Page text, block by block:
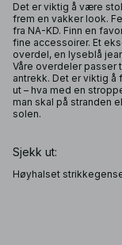
Det er viktig å være
frem en vakker look.
fra NA-KD. Finn en
fine accessoirer. Et
overdel, en lyseblå
Våre overdeler passer
antrekk. Det er viktig
ut – hva med en
man skal på stranden
solen.
Sjekk ut:
Høyhalset